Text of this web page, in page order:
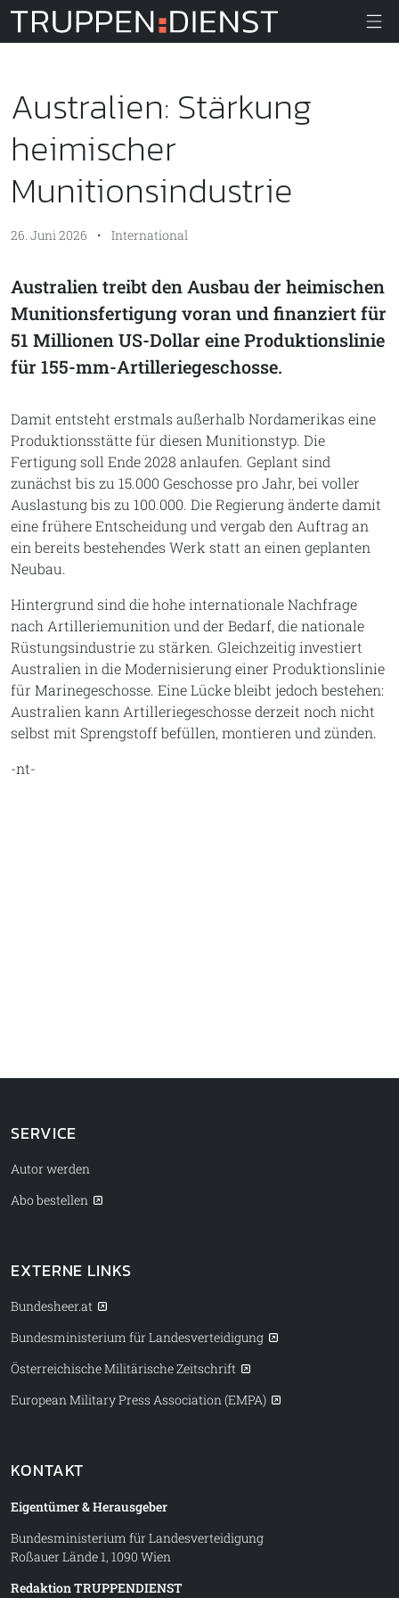
Truppendienst
Australien: Stärkung
heimischer
Munitionsindustrie
26. Juni 2026 • International
Australien treibt den Ausbau der heimischen
Munitionsfertigung voran und finanziert für
51 Millionen US-Dollar eine Produktionslinie
für 155-mm-Artilleriegeschosse.
Damit entsteht erstmals außerhalb Nordamerikas eine
Produktionsstätte für diesen Munitionstyp. Die
Fertigung soll Ende 2028 anlaufen. Geplant sind
zunächst bis zu 15.000 Geschosse pro Jahr, bei voller
Auslastung bis zu 100.000. Die Regierung änderte damit
eine frühere Entscheidung und vergab den Auftrag an
ein bereits bestehendes Werk statt an einen geplanten
Neubau.
Hintergrund sind die hohe internationale Nachfrage
nach Artilleriemunition und der Bedarf, die nationale
Rüstungsindustrie zu stärken. Gleichzeitig investiert
Australien in die Modernisierung einer Produktionslinie
für Marinegeschosse. Eine Lücke bleibt jedoch bestehen:
Australien kann Artilleriegeschosse derzeit noch nicht
selbst mit Sprengstoff befüllen, montieren und zünden.
-nt-
SERVICE
Autor werden
Abo bestellen
EXTERNE LINKS
Bundesheer.at
Bundesministerium für Landesverteidigung
Österreichische Militärische Zeitschrift
European Military Press Association (EMPA)
KONTAKT
Eigentümer & Herausgeber
Bundesministerium für Landesverteidigung
Roßauer Lände 1, 1090 Wien
Redaktion TRUPPENDIENST